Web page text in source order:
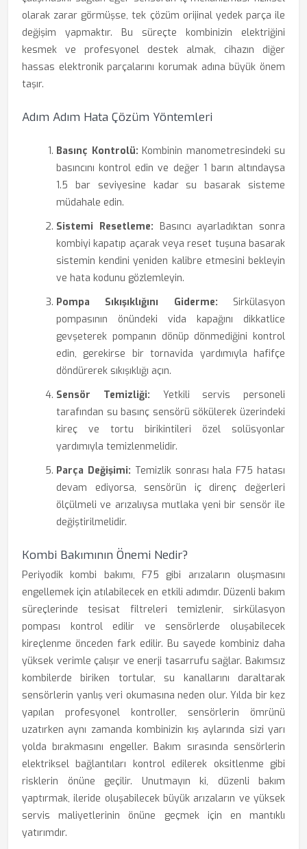
olarak zarar görmüşse, tek çözüm orijinal yedek parça ile
değişim yapmaktır. Bu süreçte kombinizin elektriğini
kesmek ve profesyonel destek almak, cihazın diğer
hassas elektronik parçalarını korumak adına büyük önem
taşır.
Adım Adım Hata Çözüm Yöntemleri
Basınç Kontrolü: Kombinin manometresindeki su
basıncını kontrol edin ve değer 1 barın altındaysa
1.5 bar seviyesine kadar su basarak sisteme
müdahale edin.
Sistemi Resetleme: Basıncı ayarladıktan sonra
kombiyi kapatıp açarak veya reset tuşuna basarak
sistemin kendini yeniden kalibre etmesini bekleyin
ve hata kodunu gözlemleyin.
Pompa Sıkışıklığını Giderme: Sirkülasyon
pompasının önündeki vida kapağını dikkatlice
gevşeterek pompanın dönüp dönmediğini kontrol
edin, gerekirse bir tornavida yardımıyla hafifçe
döndürerek sıkışıklığı açın.
Sensör Temizliği: Yetkili servis personeli
tarafından su basınç sensörü sökülerek üzerindeki
kireç ve tortu birikintileri özel solüsyonlar
yardımıyla temizlenmelidir.
Parça Değişimi: Temizlik sonrası hala F75 hatası
devam ediyorsa, sensörün iç direnç değerleri
ölçülmeli ve arızalıysa mutlaka yeni bir sensör ile
değiştirilmelidir.
Kombi Bakımının Önemi Nedir?
Periyodik kombi bakımı, F75 gibi arızaların oluşmasını
engellemek için atılabilecek en etkili adımdır. Düzenli bakım
süreçlerinde tesisat filtreleri temizlenir, sirkülasyon
pompası kontrol edilir ve sensörlerde oluşabilecek
kireçlenme önceden fark edilir. Bu sayede kombiniz daha
yüksek verimle çalışır ve enerji tasarrufu sağlar. Bakımsız
kombilerde biriken tortular, su kanallarını daraltarak
sensörlerin yanlış veri okumasına neden olur. Yılda bir kez
yapılan profesyonel kontroller, sensörlerin ömrünü
uzatırken aynı zamanda kombinizin kış aylarında sizi yarı
yolda bırakmasını engeller. Bakım sırasında sensörlerin
elektriksel bağlantıları kontrol edilerek oksitlenme gibi
risklerin önüne geçilir. Unutmayın ki, düzenli bakım
yaptırmak, ileride oluşabilecek büyük arızaların ve yüksek
servis maliyetlerinin önüne geçmek için en mantıklı
yatırımdır.